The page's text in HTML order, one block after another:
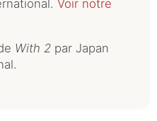
Voir notre
With 2 par Japan